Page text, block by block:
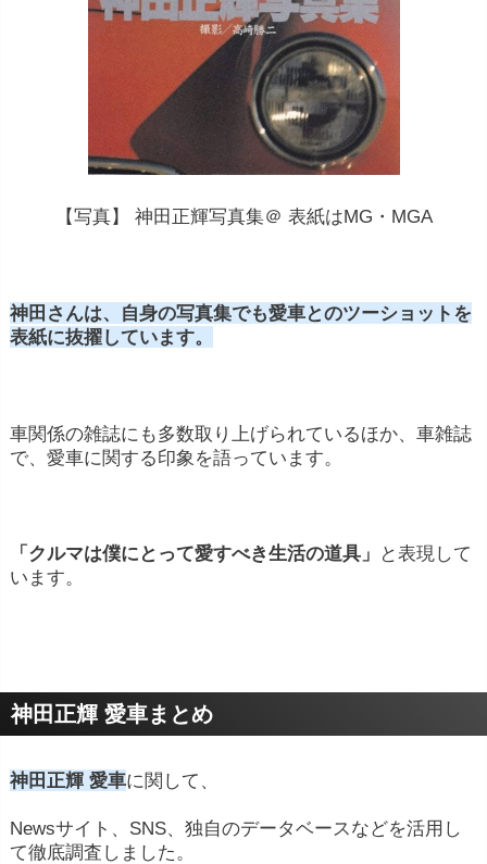
【写真】 神田正輝写真集＠ 表紙はMG・MGA
神田さんは、自身の写真集でも愛車とのツーショットを
表紙に抜擢しています。
車関係の雑誌にも多数取り上げられているほか、車雑誌
で、愛車に関する印象を語っています。
「クルマは僕にとって愛すべき生活の道具」 と表現して
います。
神田正輝 愛車まとめ
神田正輝 愛車に関して、
Newsサイト、SNS、独自のデータベースなどを活用し
て徹底調査しました。